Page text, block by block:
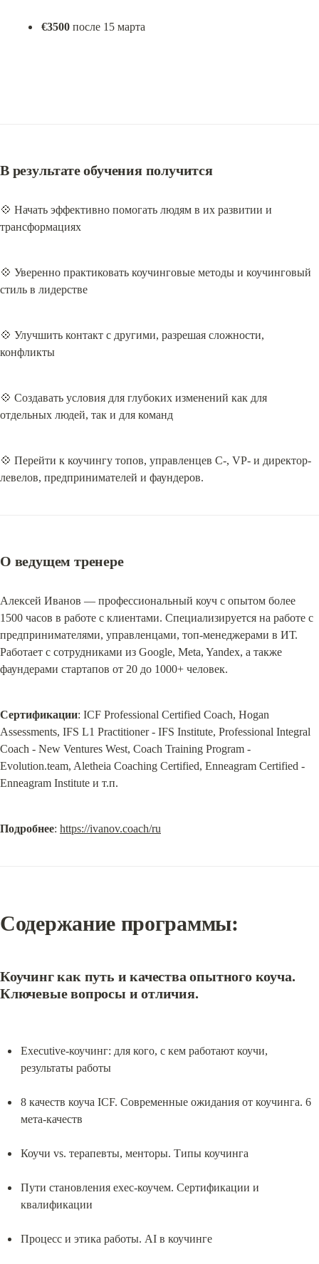
€3500 после 15 марта
В результате обучения получится
💠 Начать эффективно помогать людям в их развитии и
трансформациях
💠 Уверенно практиковать коучинговые методы и коучинговый
стиль в лидерстве
💠 Улучшить контакт с другими, разрешая сложности,
конфликты
💠 Создавать условия для глубоких изменений как для
отдельных людей, так и для команд
💠 Перейти к коучингу топов, управленцев C-, VP- и директор-
левелов, предпринимателей и фаундеров.
О ведущем тренере
Алексей Иванов — профессиональный коуч с опытом более
1500 часов в работе с клиентами. Специализируется на работе с
предпринимателями, управленцами, топ-менеджерами в ИТ.
Работает с сотрудниками из Google, Meta, Yandex, а также
фаундерами стартапов от 20 до 1000+ человек.
Сертификации: ICF Professional Certified Coach, Hogan
Assessments, IFS L1 Practitioner - IFS Institute, Professional Integral
Coach - New Ventures West, Coach Training Program -
Evolution.team, Aletheia Coaching Certified, Enneagram Certified -
Enneagram Institute и т.п.
Подробнее: https://ivanov.coach/ru
Содержание программы:
Коучинг как путь и качества опытного коуча.
Ключевые вопросы и отличия.
Executive-коучинг: для кого, с кем работают коучи,
результаты работы
8 качеств коуча ICF. Современные ожидания от коучинга. 6
мета-качеств
Коучи vs. терапевты, менторы. Типы коучинга
Пути становления exec-коучем. Сертификации и
квалификации
Процесс и этика работы. AI в коучинге